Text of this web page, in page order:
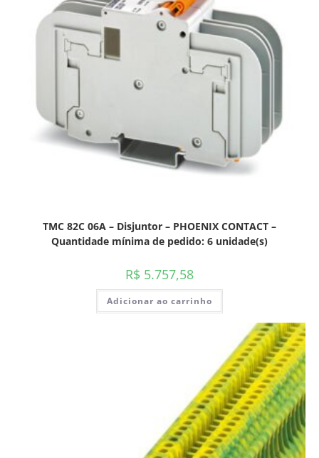
TMC 82C 06A – Disjuntor – PHOENIX CONTACT –
Quantidade mínima de pedido: 6 unidade(s)
R$ 5.757,58
Adicionar ao carrinho